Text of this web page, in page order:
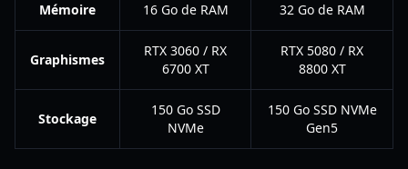
Mémoire 16 Go de RAM 32 Go de RAM
Graphismes
RTX 3060 / RX
6700 XT
RTX 5080 / RX
8800 XT
Stockage
150 Go SSD
NVMe
150 Go SSD NVMe
Gen5